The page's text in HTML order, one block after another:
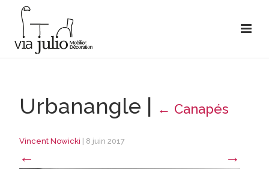
Urbanangle | ← Canapés
Vincent Nowicki 8 juin 2017
← →